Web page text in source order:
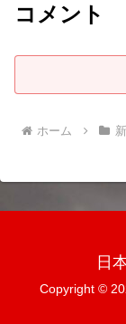
コメント
ホーム
日
Copyright ©